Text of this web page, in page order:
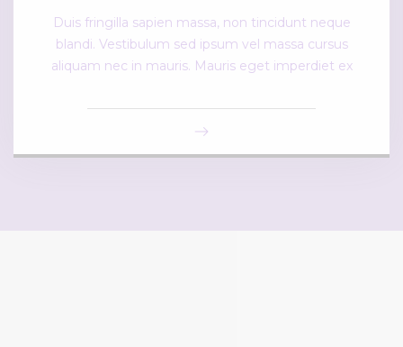
Duis fringilla sapien massa, non tincidunt neque
blandi. Vestibulum sed ipsum vel massa cursus
aliquam nec in mauris. Mauris eget imperdiet ex